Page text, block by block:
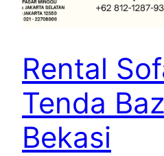
Rental
Tenda
Bekasi